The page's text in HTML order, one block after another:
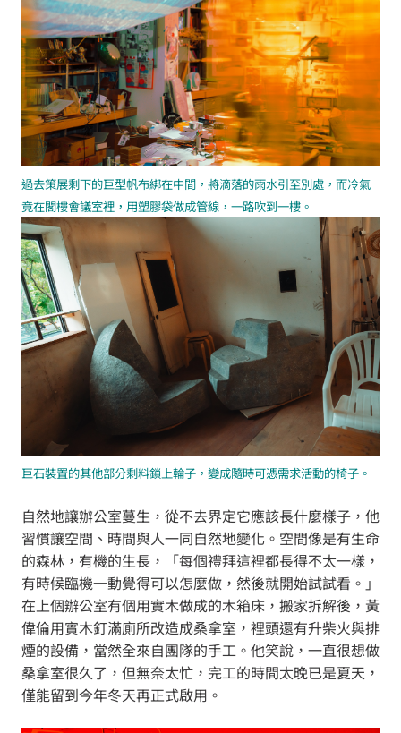
過去策展剩下的巨型帆布綁在中間，將滴落的雨水引至別處，而冷氣
竟在閣樓會議室裡，用塑膠袋做成管線，一路吹到一樓。
巨石裝置的其他部分剩料鎖上輪子，變成隨時可憑需求活動的椅子。
自然地讓辦公室蔓生，從不去界定它應該長什麼樣子，他
習慣讓空間、時間與人一同自然地變化。空間像是有生命
的森林，有機的生長，「每個禮拜這裡都長得不太一樣，
有時候臨機一動覺得可以怎麼做，然後就開始試試看。」
在上個辦公室有個用實木做成的木箱床，搬家拆解後，黃
偉倫用實木釘滿廁所改造成桑拿室，裡頭還有升柴火與排
煙的設備，當然全來自團隊的手工。他笑說，一直很想做
桑拿室很久了，但無奈太忙，完工的時間太晚已是夏天，
僅能留到今年冬天再正式啟用。